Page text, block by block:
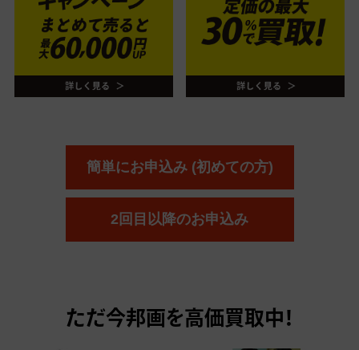
簡単にお申込み (初めての方)
2回目以降のお申込み
ただ今邦画を高価買取中！